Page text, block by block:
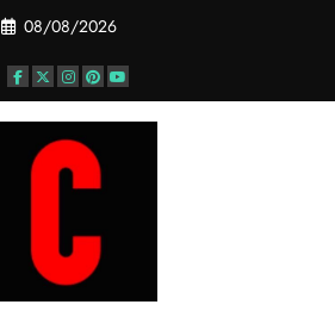
08/08/2026